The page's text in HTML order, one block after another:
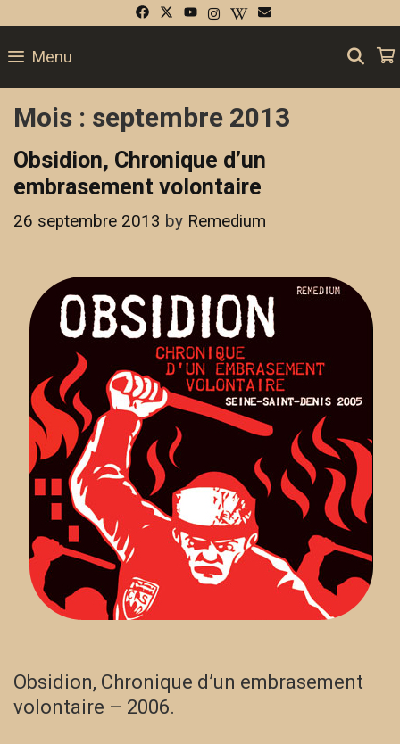
content
Menu
Mois : septembre 2013
Obsidion, Chronique d’un
embrasement volontaire
26 septembre 2013 by Remedium
Obsidion, Chronique d’un embrasement
volontaire – 2006.